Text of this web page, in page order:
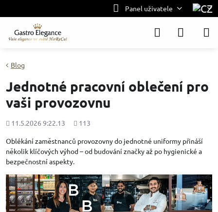
Panel uživatele
Blog
Jednotné pracovní oblečení pro
vaši provozovnu
Přidáno
11.5.2026 9:22.13
Počet
113
Oblékání zaměstnanců provozovny do jednotné uniformy přináší
několik klíčových výhod – od budování značky až po hygienické a
bezpečnostní aspekty.